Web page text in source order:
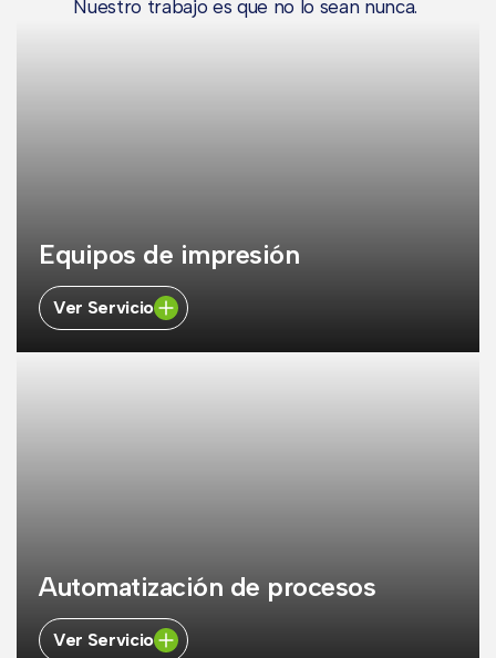
Nuestro trabajo es que no lo sean nunca.
Equipos de impresión
Ver Servicio
Automatización de procesos
Ver Servicio